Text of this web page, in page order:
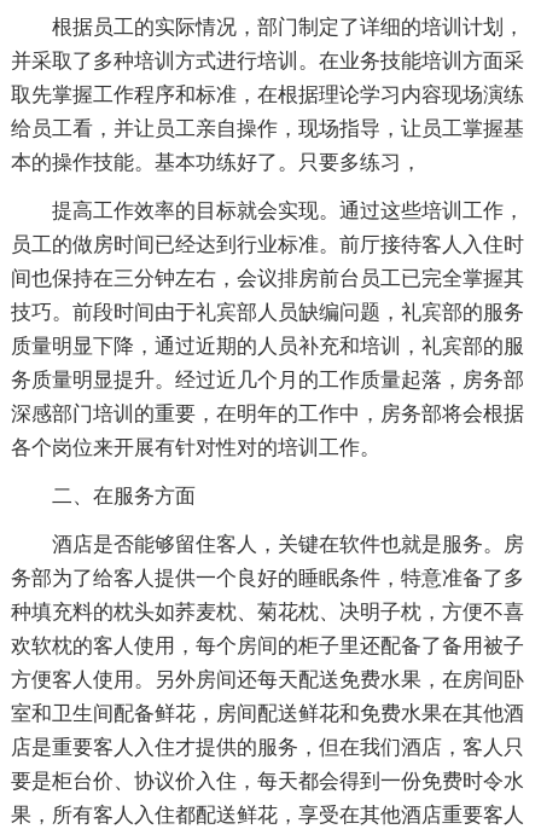
根据员工的实际情况，部门制定了详细的培训计划，
并采取了多种培训方式进行培训。在业务技能培训方面采
取先掌握工作程序和标准，在根据理论学习内容现场演练
给员工看，并让员工亲自操作，现场指导，让员工掌握基
本的操作技能。基本功练好了。只要多练习，
提高工作效率的目标就会实现。通过这些培训工作，
员工的做房时间已经达到行业标准。前厅接待客人入住时
间也保持在三分钟左右，会议排房前台员工已完全掌握其
技巧。前段时间由于礼宾部人员缺编问题，礼宾部的服务
质量明显下降，通过近期的人员补充和培训，礼宾部的服
务质量明显提升。经过近几个月的工作质量起落，房务部
深感部门培训的重要，在明年的工作中，房务部将会根据
各个岗位来开展有针对性对的培训工作。
二、在服务方面
酒店是否能够留住客人，关键在软件也就是服务。房
务部为了给客人提供一个良好的睡眠条件，特意准备了多
种填充料的枕头如荞麦枕、菊花枕、决明子枕，方便不喜
欢软枕的客人使用，每个房间的柜子里还配备了备用被子
方便客人使用。另外房间还每天配送免费水果，在房间卧
室和卫生间配备鲜花，房间配送鲜花和免费水果在其他酒
店是重要客人入住才提供的服务，但在我们酒店，客人只
要是柜台价、协议价入住，每天都会得到一份免费时令水
果，所有客人入住都配送鲜花，享受在其他酒店重要客人